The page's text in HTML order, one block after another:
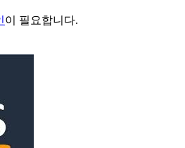
이 필요합니다.